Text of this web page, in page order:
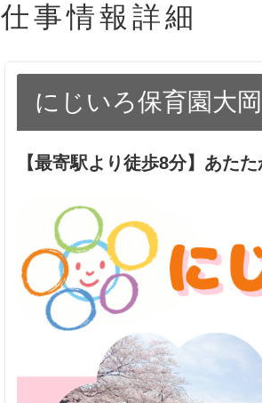
仕事情報詳細
にじいろ保育園大
【最寄駅より徒歩8分】あた